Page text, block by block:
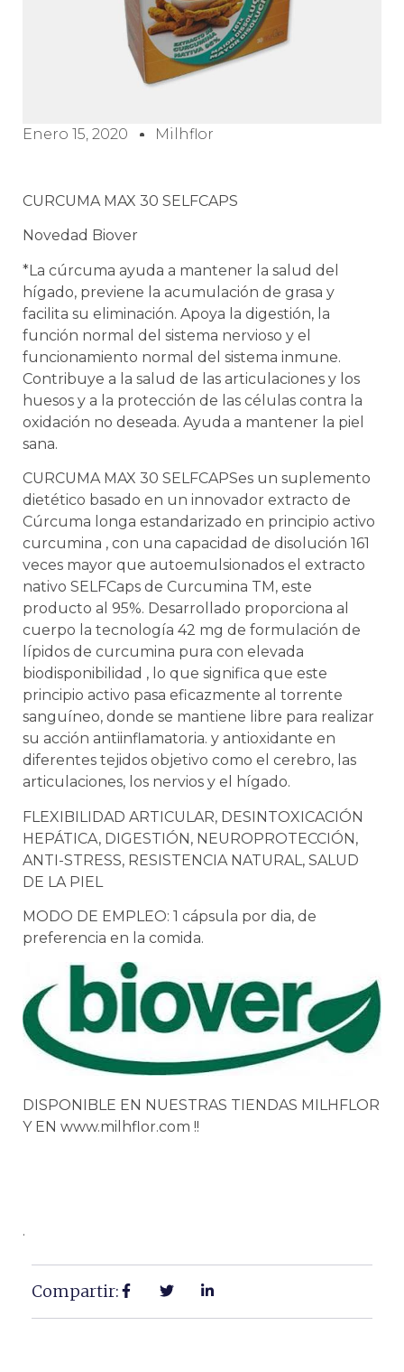
Enero 15, 2020 Milhflor
CURCUMA MAX 30 SELFCAPS
Novedad Biover
*La cúrcuma ayuda a mantener la salud del
hígado, previene la acumulación de grasa y
facilita su eliminación. Apoya la digestión, la
función normal del sistema nervioso y el
funcionamiento normal del sistema inmune.
Contribuye a la salud de las articulaciones y los
huesos y a la protección de las células contra la
oxidación no deseada. Ayuda a mantener la piel
sana.
CURCUMA MAX 30 SELFCAPSes un suplemento
dietético basado en un innovador extracto de
Cúrcuma longa estandarizado en principio activo
curcumina , con una capacidad de disolución 161
veces mayor que autoemulsionados el extracto
nativo SELFCaps de Curcumina TM , este
producto al 95%. Desarrollado proporciona al
cuerpo la tecnología 42 mg de formulación de
lípidos de curcumina pura con elevada
biodisponibilidad , lo que significa que este
principio activo pasa eficazmente al torrente
sanguíneo, donde se mantiene libre para realizar
su acción antiinflamatoria. y antioxidante en
diferentes tejidos objetivo como el cerebro, las
articulaciones, los nervios y el hígado.
FLEXIBILIDAD ARTICULAR, DESINTOXICACIÓN
HEPÁTICA, DIGESTIÓN, NEUROPROTECCIÓN,
ANTI-STRESS, RESISTENCIA NATURAL, SALUD
DE LA PIEL
MODO DE EMPLEO: 1 cápsula por dia, de
preferencia en la comida.
DISPONIBLE EN NUESTRAS TIENDAS MILHFLOR
Y EN www.milhflor.com !!
.
Compartir: